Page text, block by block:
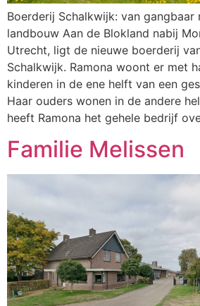
Boerderij Schalkwijk: van gangbaar
landbouw Aan de Blokland nabij
Utrecht, ligt de nieuwe boerderij
Schalkwijk. Ramona woont er met
kinderen in de ene helft van een
Haar ouders wonen in de andere
heeft Ramona het gehele bedrijf
Familie Melissen